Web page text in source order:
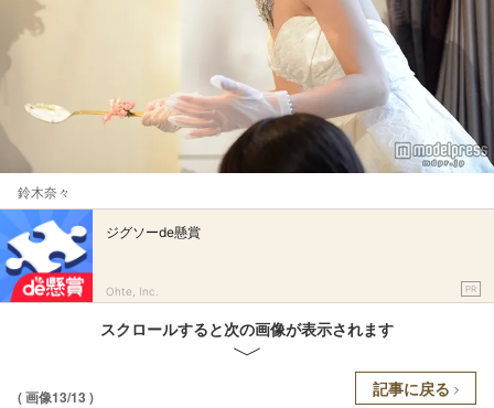
鈴木奈々
ジグソーde懸賞
Ohte, Inc. PR
スクロールすると次の画像が表示されます
( 画像13/13 ) 記事に戻る